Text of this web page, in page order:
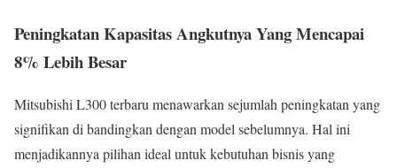
Peningkatan Kapasitas Angkutnya Yang Mencapai
8% Lebih Besar
Mitsubishi L300 terbaru menawarkan sejumlah peningkatan yang
signifikan di bandingkan dengan model sebelumnya. Hal ini
menjadikannya pilihan ideal untuk kebutuhan bisnis yang